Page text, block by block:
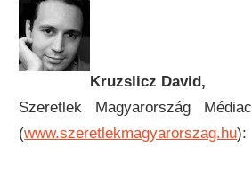
Kruzslicz David,
Szeretlek Magyarország
(www.szeretlekmagyarorszag.hu):